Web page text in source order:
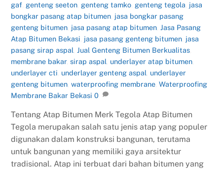
gaf genteng seeton genteng tamko genteng tegola jasa
bongkar pasang atap bitumen jasa bongkar pasang
genteng bitumen jasa pasang atap bitumen ,Jasa Pasang
Atap Bitumen Bekasi jasa pasang genteng bitumen jasa
pasang sirap aspal ,Jual Genteng Bitumen Berkualitas
membrane bakar,sirap aspal underlayer atap bitumen
underlayer cti underlayer genteng aspal underlayer
genteng bitumen ,waterproofing membrane ,Waterproofing
Membrane Bakar Bekasi 0
Tentang Atap Bitumen Merk Tegola Atap Bitumen
Tegola merupakan salah satu jenis atap yang populer
digunakan dalam konstruksi bangunan, terutama
untuk bangunan yang memiliki gaya arsitektur
tradisional. Atap ini terbuat dari bahan bitumen yang